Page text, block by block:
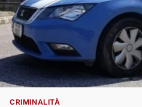
CRIMINALITÀ